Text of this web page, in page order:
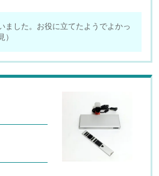
ました。お役に立てたようでよかっ
）